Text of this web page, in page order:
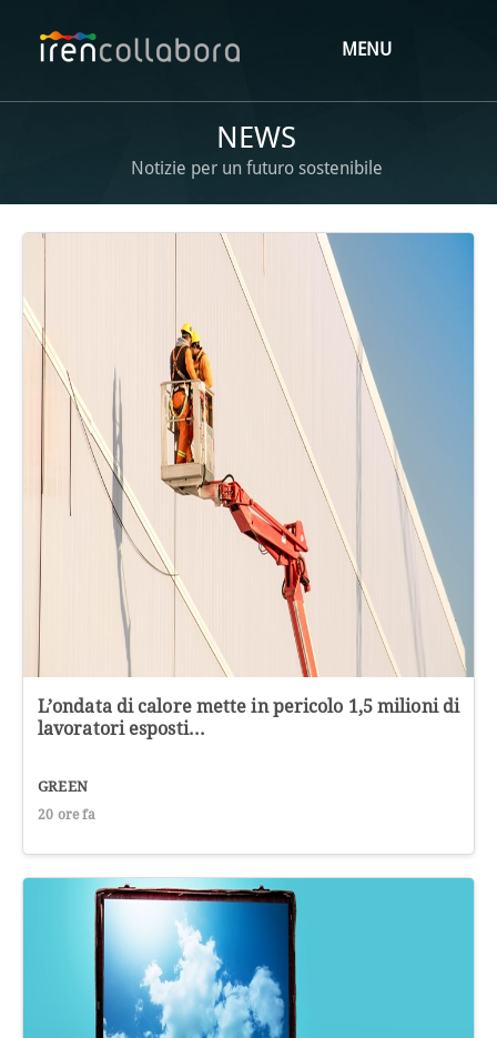
MENU
NEWS
Notizie per un futuro sostenibile
L’ondata di calore mette in pericolo 1,5 milioni di
lavoratori esposti...
GREEN
20 ore fa